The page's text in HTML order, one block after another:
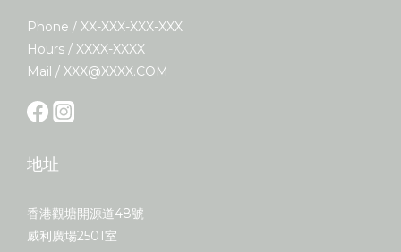
Phone / XX-XXX-XXX-XXX
Hours / XXXX-XXXX
Mail / XXX@XXXX.COM
地址
香港觀塘開源道48號
威利廣場2501室